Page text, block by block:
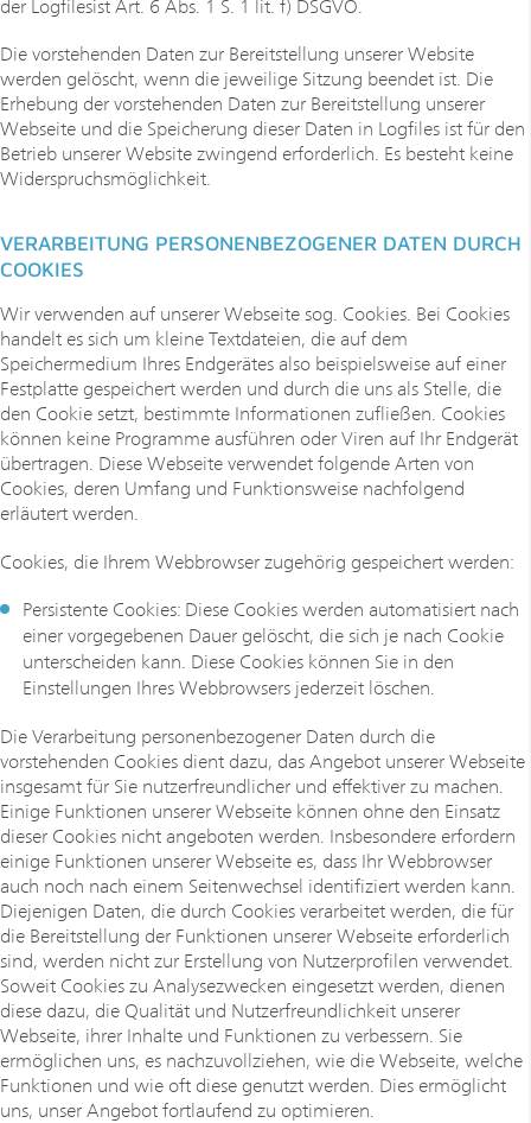
der Logfilesist Art. 6 Abs. 1 S. 1 lit. f) DSGVO.
Die vorstehenden Daten zur Bereitstellung unserer Website
werden gelöscht, wenn die jeweilige Sitzung beendet ist. Die
Erhebung der vorstehenden Daten zur Bereitstellung unserer
Webseite und die Speicherung dieser Daten in Logfiles ist für den
Betrieb unserer Website zwingend erforderlich. Es besteht keine
Widerspruchsmöglichkeit.
VERARBEITUNG PERSONENBEZOGENER DATEN DURCH
COOKIES
Wir verwenden auf unserer Webseite sog. Cookies. Bei Cookies
handelt es sich um kleine Textdateien, die auf dem
Speichermedium Ihres Endgerätes also beispielsweise auf einer
Festplatte gespeichert werden und durch die uns als Stelle, die
den Cookie setzt, bestimmte Informationen zufließen. Cookies
können keine Programme ausführen oder Viren auf Ihr Endgerät
übertragen. Diese Webseite verwendet folgende Arten von
Cookies, deren Umfang und Funktionsweise nachfolgend
erläutert werden.
Cookies, die Ihrem Webbrowser zugehörig gespeichert werden:
Persistente Cookies: Diese Cookies werden automatisiert nach
einer vorgegebenen Dauer gelöscht, die sich je nach Cookie
unterscheiden kann. Diese Cookies können Sie in den
Einstellungen Ihres Webbrowsers jederzeit löschen.
Die Verarbeitung personenbezogener Daten durch die
vorstehenden Cookies dient dazu, das Angebot unserer Webseite
insgesamt für Sie nutzerfreundlicher und effektiver zu machen.
Einige Funktionen unserer Webseite können ohne den Einsatz
dieser Cookies nicht angeboten werden. Insbesondere erfordern
einige Funktionen unserer Webseite es, dass Ihr Webbrowser
auch noch nach einem Seitenwechsel identifiziert werden kann.
Diejenigen Daten, die durch Cookies verarbeitet werden, die für
die Bereitstellung der Funktionen unserer Webseite erforderlich
sind, werden nicht zur Erstellung von Nutzerprofilen verwendet.
Soweit Cookies zu Analysezwecken eingesetzt werden, dienen
diese dazu, die Qualität und Nutzerfreundlichkeit unserer
Webseite, ihrer Inhalte und Funktionen zu verbessern. Sie
ermöglichen uns, es nachzuvollziehen, wie die Webseite, welche
Funktionen und wie oft diese genutzt werden. Dies ermöglicht
uns, unser Angebot fortlaufend zu optimieren.